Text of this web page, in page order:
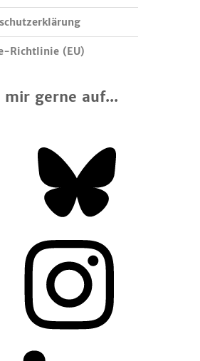
Richtlinie (EU)
mir gerne auf...